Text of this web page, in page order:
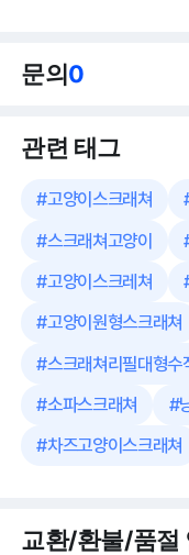
문의0
관련 태그
#고양이스크래쳐
#스크래쳐고양이
#고양이스크레쳐
#고양이원형스크래쳐
#스크래쳐리필대형수
#소파스크래쳐 #
#차즈고양이스크래쳐
교환/환불/품절